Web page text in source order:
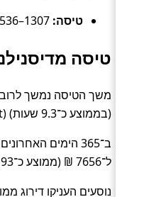
טיסה:
טיסה
(בממוצע כ־9.3 שעות) (Flight).
ל־7656 ₪ (ממוצע כ־1193 ₪).